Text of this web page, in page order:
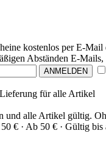
kostenlos per E-Mail
Abständen E-
ANMELDEN
für alle Artikel
und alle Artikel gültig.
€ · Ab 50 € · Gültig bis